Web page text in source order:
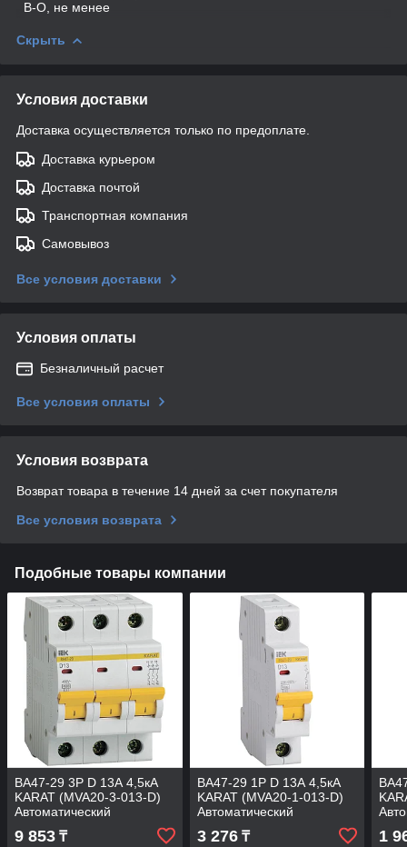
В-О, не менее
Скрыть
Условия доставки
Доставка осуществляется только по предоплате.
Доставка курьером
Доставка почтой
Транспортная компания
Самовывоз
Все условия доставки
Условия оплаты
Безналичный расчет
Все условия оплаты
Условия возврата
Возврат товара в течение 14 дней за счет покупателя
Все условия возврата
Подобные товары компании
ВА47-29 3P D 13А 4,5кА
KARAT (MVA20-3-013-D)
Автоматический
выключатель
9 853 ₸
ВА47-29 1P D 13А 4,5кА
KARAT (MVA20-1-013-D)
Автоматический
выключатель
3 276₸ 1